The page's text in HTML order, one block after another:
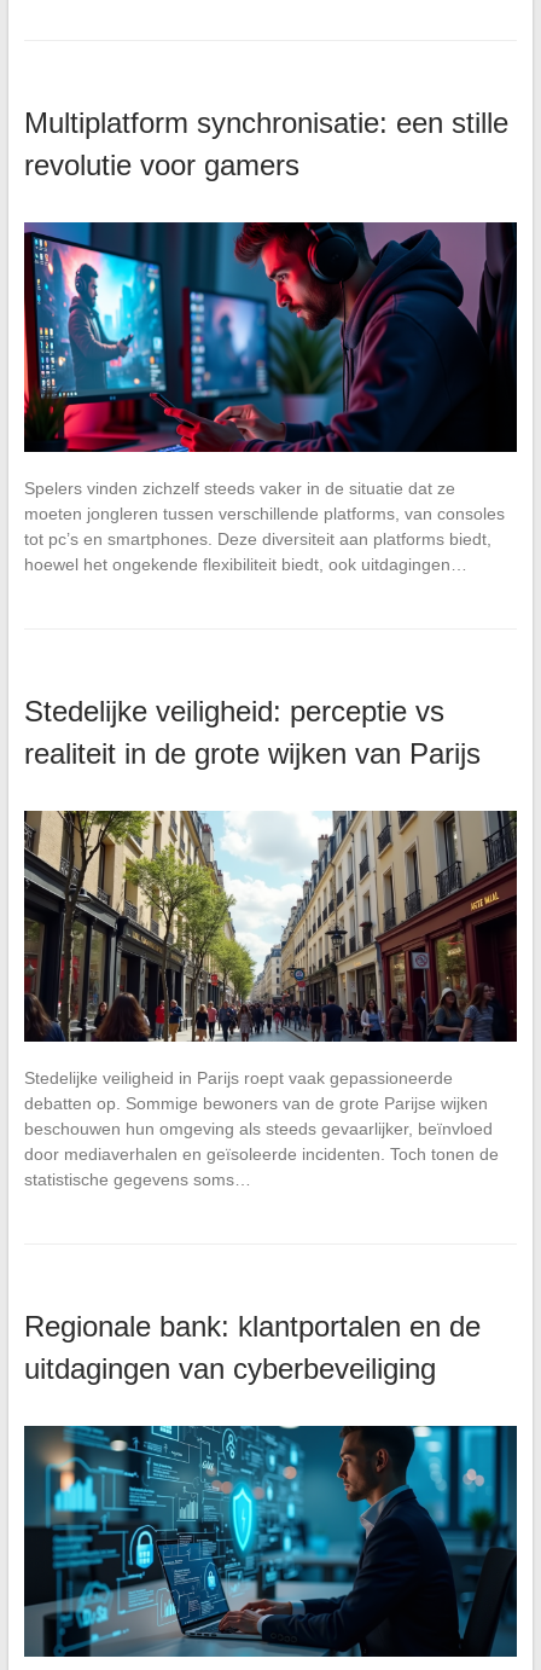
Multiplatform synchronisatie: een stille
revolutie voor gamers
Spelers vinden zichzelf steeds vaker in de situatie dat ze
moeten jongleren tussen verschillende platforms, van consoles
tot pc’s en smartphones. Deze diversiteit aan platforms biedt,
hoewel het ongekende flexibiliteit biedt, ook uitdagingen…
Stedelijke veiligheid: perceptie vs
realiteit in de grote wijken van Parijs
Stedelijke veiligheid in Parijs roept vaak gepassioneerde
debatten op. Sommige bewoners van de grote Parijse wijken
beschouwen hun omgeving als steeds gevaarlijker, beïnvloed
door mediaverhalen en geïsoleerde incidenten. Toch tonen de
statistische gegevens soms…
Regionale bank: klantportalen en de
uitdagingen van cyberbeveiliging